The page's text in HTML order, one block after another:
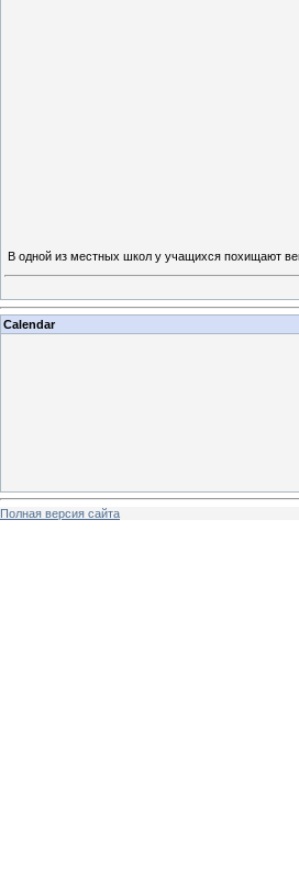
В одной из местных школ у учащихся похищают
Calendar
Полная версия сайта